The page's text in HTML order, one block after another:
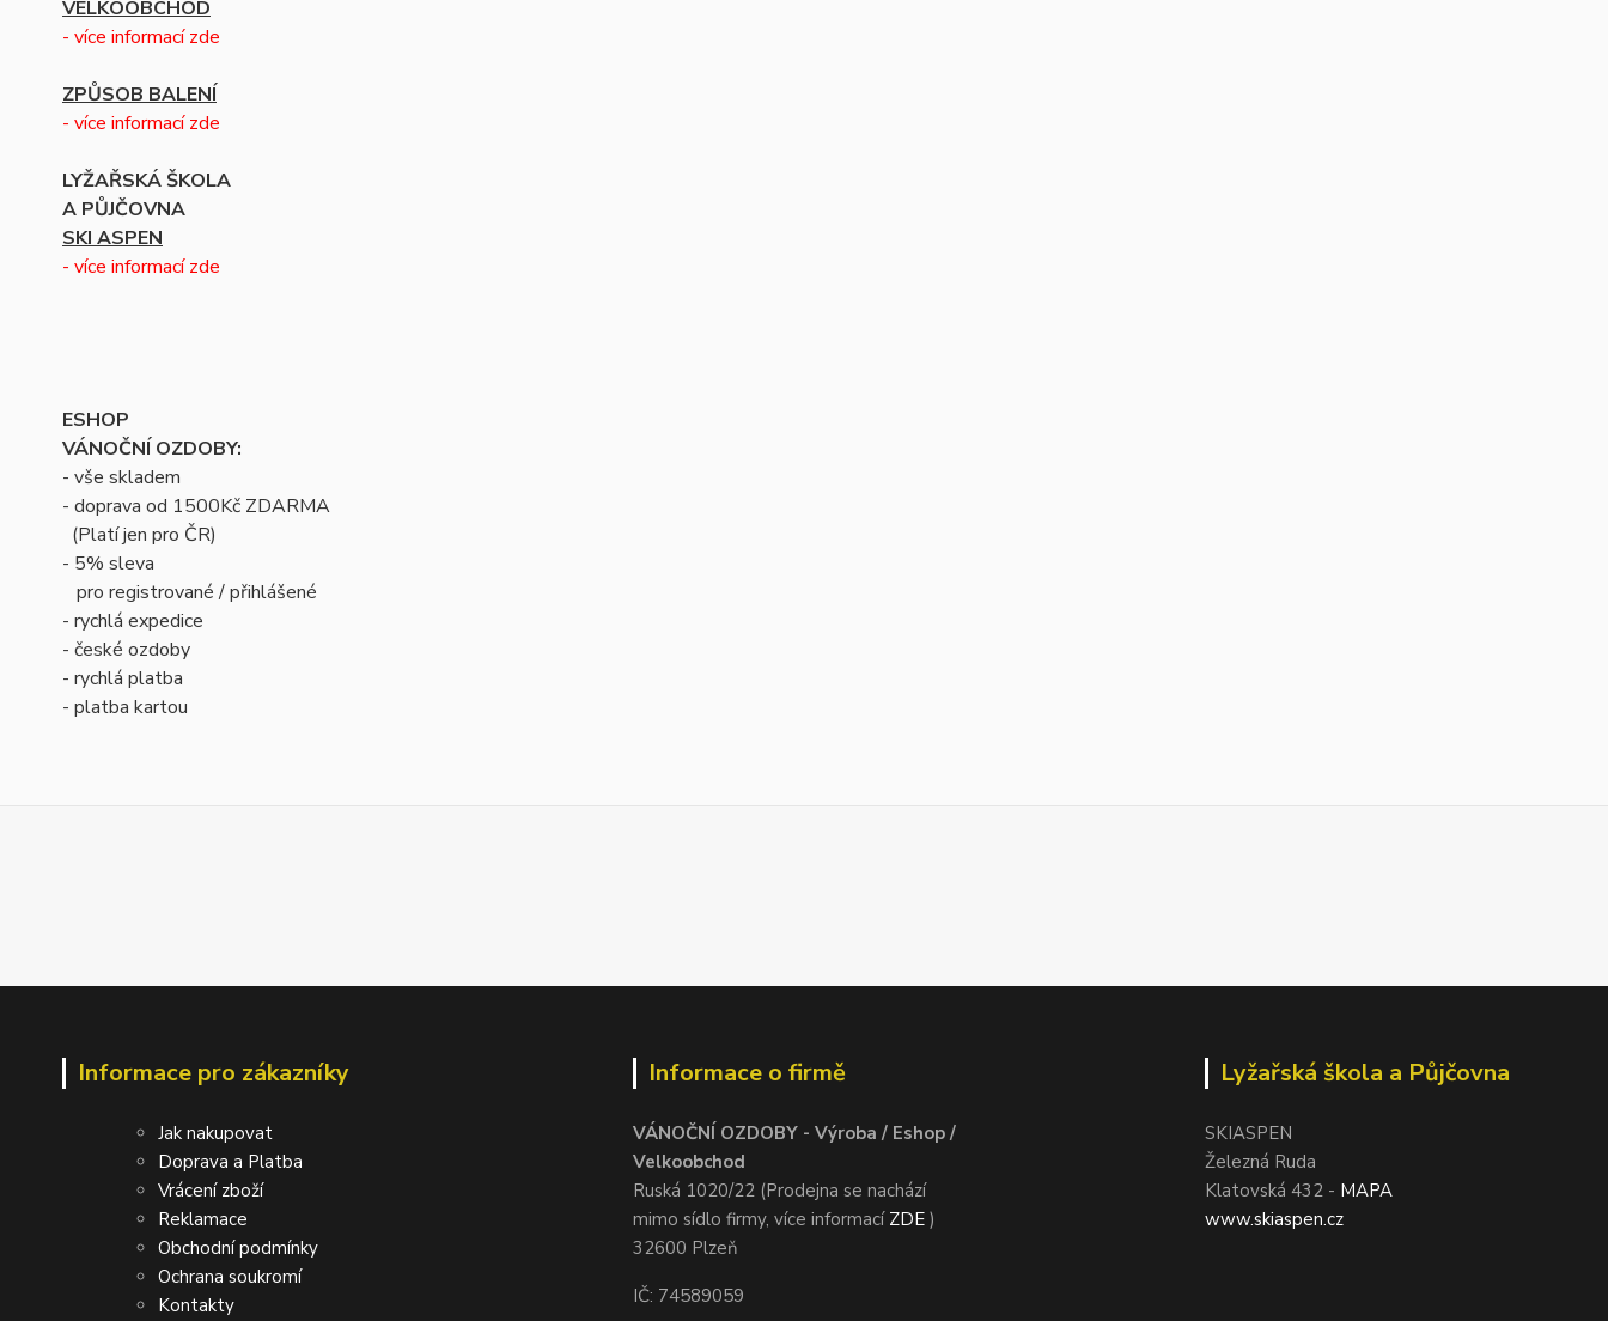
VELKOOBCHOD
- více informací zde
ZPŮSOB BALENÍ
- více informací zde
LYŽAŘSKÁ ŠKOLA
A PŮJČOVNA
SKI ASPEN
- více informací zde
ESHOP
VÁNOČNÍ OZDOBY:
- vše skladem
- doprava od 1500Kč ZDARMA
(Platí jen pro ČR)
- 5% sleva
pro registrované / přihlášené
- rychlá expedice
- české ozdoby
- rychlá platba
- platba kartou
Informace pro zákazníky
Jak nakupovat
Doprava a Platba
Vrácení zboží
Reklamace
Obchodní podmínky
Ochrana soukromí
Kontakty
Informace o firmě
VÁNOČNÍ OZDOBY - Výroba / Eshop /
Velkoobchod
Ruská 1020/22 (Prodejna se nachází
mimo sídlo firmy, více informací ZDE )
32600 Plzeň
IČ: 74589059
Lyžařská škola a Půjčovna
SKIASPEN
Železná Ruda
Klatovská 432 - MAPA
www.skiaspen.cz